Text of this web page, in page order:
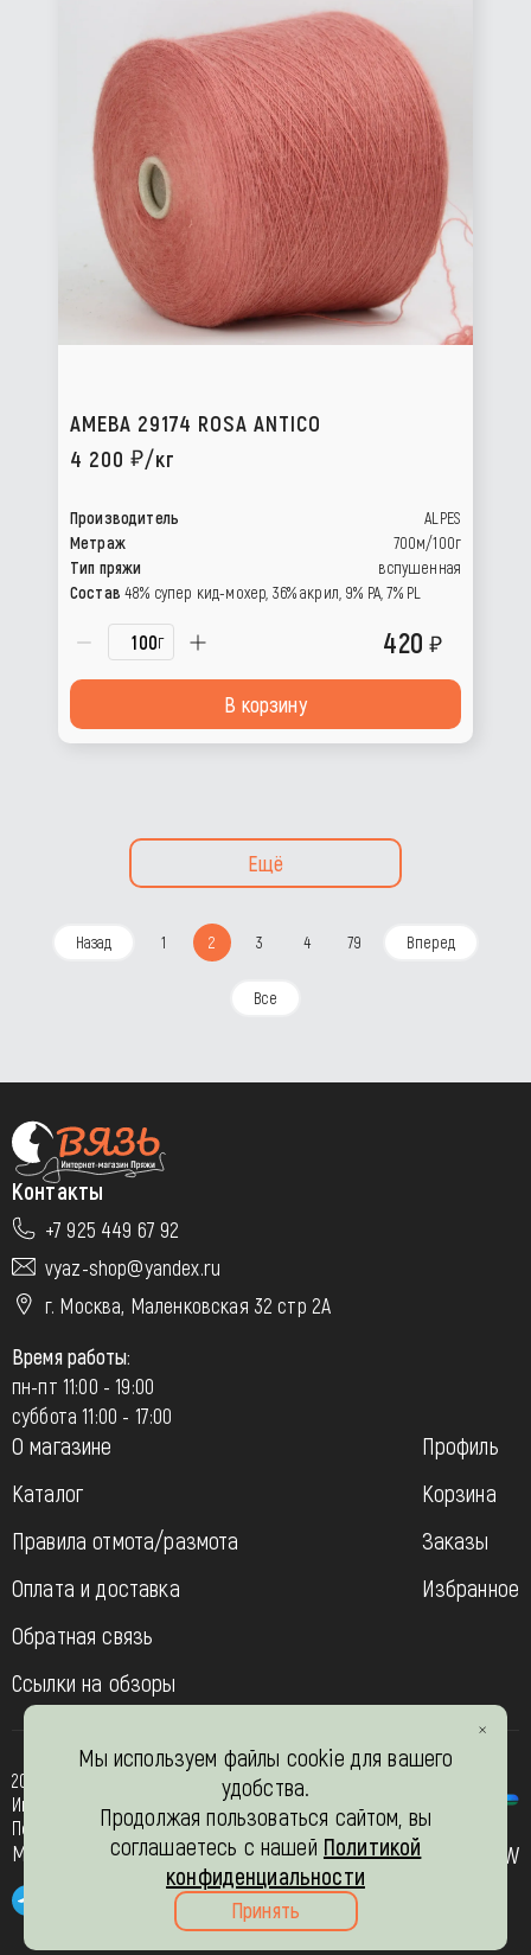
AMEBA 29174 ROSA ANTICO
4 200
/кг
Производитель
ALPES
Метраж
700м/100г
Тип пряжи
вспушенная
Состав 48% супер кид-мохер, 36% акрил, 9% РА, 7% PL
г 420
В корзину
Ещё
Назад 1 2 3 4 79 Вперед
Все
Контакты
+7 925 449 67 92
vyaz-shop@yandex.ru
г. Москва, Маленковская 32 стр 2А
Время работы:
пн-пт 11:00 - 19:00
суббота 11:00 - 17:00
О магазине
Каталог
Правила отмота/размота
Оплата и доставка
Обратная связь
Ссылки на обзоры
Профиль
Корзина
Заказы
Избранное
2013-2026
Интернет- магазин “Вязь-шоп”
Политика конфиденциальности
Мы в соц. сетях JW
Мы используем файлы cookie для вашего
удобства.
Продолжая пользоваться сайтом, вы
соглашаетесь с нашей Политикой
конфиденциальности
Принять